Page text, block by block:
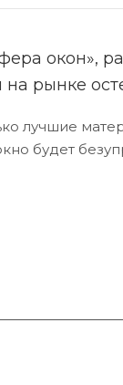
окон»,
рынке
лучшие
будет